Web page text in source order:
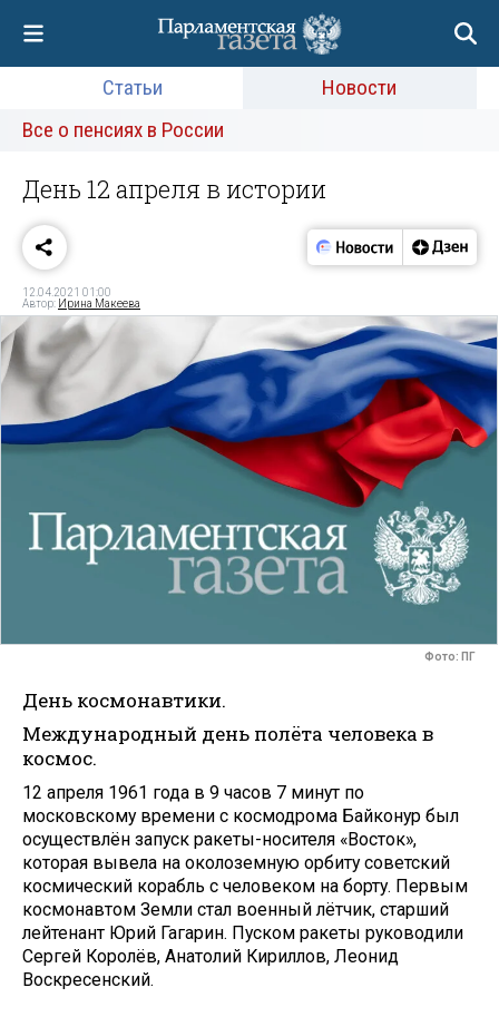
Статьи
Новости
Все о пенсиях в России
День 12 апреля в истории
12.04.2021 01:00
Автор: Ирина Макеева
Фото: ПГ
День космонавтики.
Международный день полёта человека в
космос.
12 апреля 1961 года в 9 часов 7 минут по
московскому времени с космодрома Байконур был
осуществлён запуск ракеты-носителя «Восток»,
которая вывела на околоземную орбиту советский
космический корабль с человеком на борту. Первым
космонавтом Земли стал военный лётчик, старший
лейтенант Юрий Гагарин. Пуском ракеты руководили
Сергей Королёв, Анатолий Кириллов, Леонид
Воскресенский.